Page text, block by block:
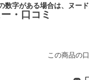
字がある場合は、ヌード
・口コミ
この商品の